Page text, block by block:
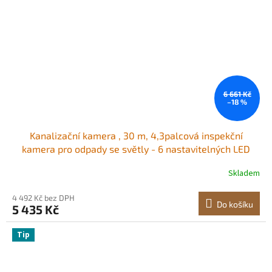
6 661 Kč
–18 %
Kanalizační kamera , 30 m, 4,3palcová inspekční
kamera pro odpady se světly - 6 nastavitelných LED
8500 mAh, vodotěsná instalatérská kamera s krytím
Skladem
4 492 Kč bez DPH
5 435 Kč Do košíku
Tip